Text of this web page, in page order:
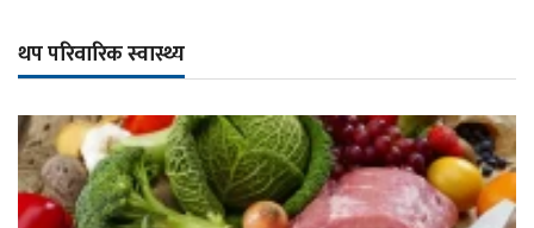
थप परिवारिक स्वास्थ्य